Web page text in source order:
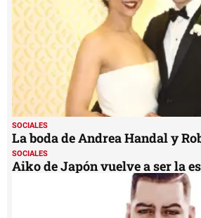
SOCIALES
La boda de Andrea Handal y
SOCIALES
Aiko de Japón vuelve a ser la